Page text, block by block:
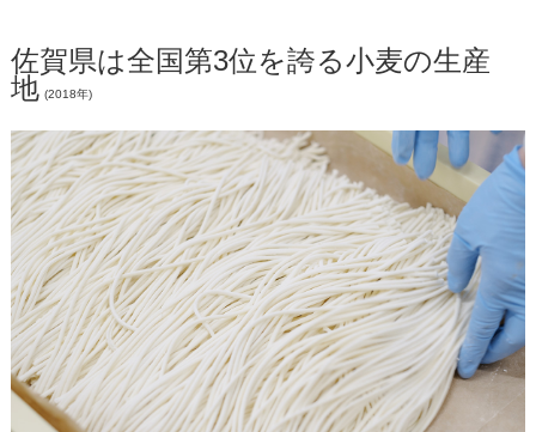
佐賀県は全国第3位を誇る小麦の生産
地 (2018年)